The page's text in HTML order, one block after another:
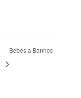
Bebés a Banhos